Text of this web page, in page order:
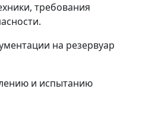
требования
на резервуар
и испытанию